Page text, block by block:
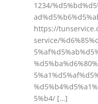
1234/
https://
service/
5%b4/ […]